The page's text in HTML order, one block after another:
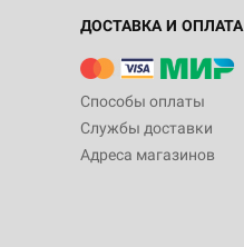
ДОСТАВКА И ОПЛАТА
Способы оплаты
Службы доставки
Адреса магазинов